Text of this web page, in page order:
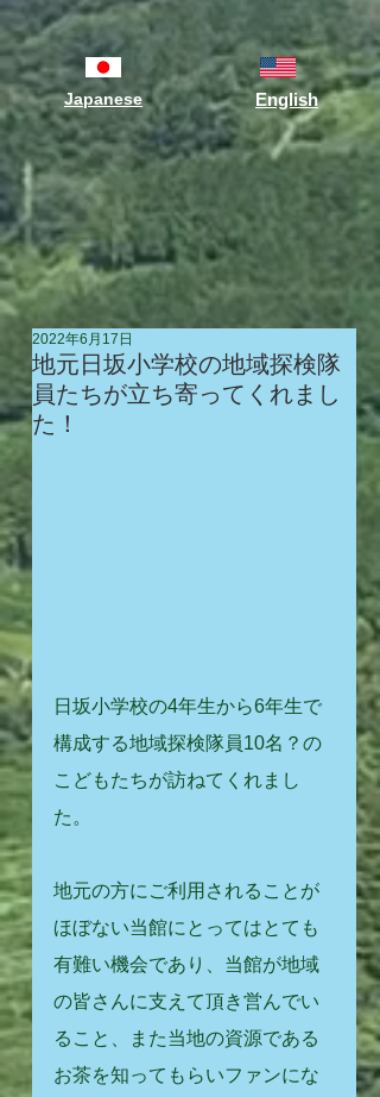
Japanese English
地元日坂小学校の地域探検隊
員たちが立ち寄ってくれまし
た！
2022年6月17日
日坂小学校の4年生から6年生で
構成する地域探検隊員10名？の
こどもたちが訪ねてくれまし
た。
地元の方にご利用されることが
ほぼない当館にとってはとても
有難い機会であり、当館が地域
の皆さんに支えて頂き営んでい
ること、また当地の資源である
お茶を知ってもらいファンにな